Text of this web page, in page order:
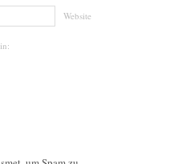
Website